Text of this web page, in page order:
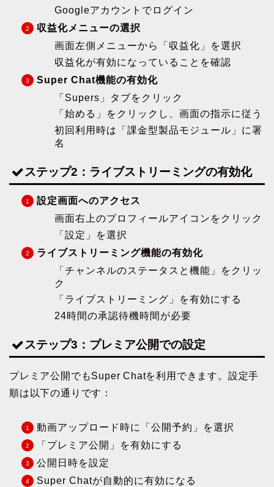
Googleアカウントでログイン
収益化メニューの選択
画面左側メニューから「収益化」を選択
収益化が有効になっていることを確認
Super Chat機能の有効化
「Supers」タブをクリック
「始める」をクリックし、画面の指示に従う
初回利用時は「課金型製品モジュール」に署
名
ステップ2：ライブストリーミングの有効化
設定画面へのアクセス
画面右上のプロフィールアイコンをクリック
「設定」を選択
ライブストリーミング機能の有効化
「チャンネルのステータスと機能」をクリッ
ク
「ライブストリーミング」を有効にする
24時間の承認待機時間が必要
ステップ3：プレミア公開での設定
プレミア公開でもSuper Chatを利用できます。設定手
順は以下の通りです：
動画アップロード時に「公開予約」を選択
「プレミア公開」を有効にする
公開日時を設定
Super Chatが自動的に有効になる